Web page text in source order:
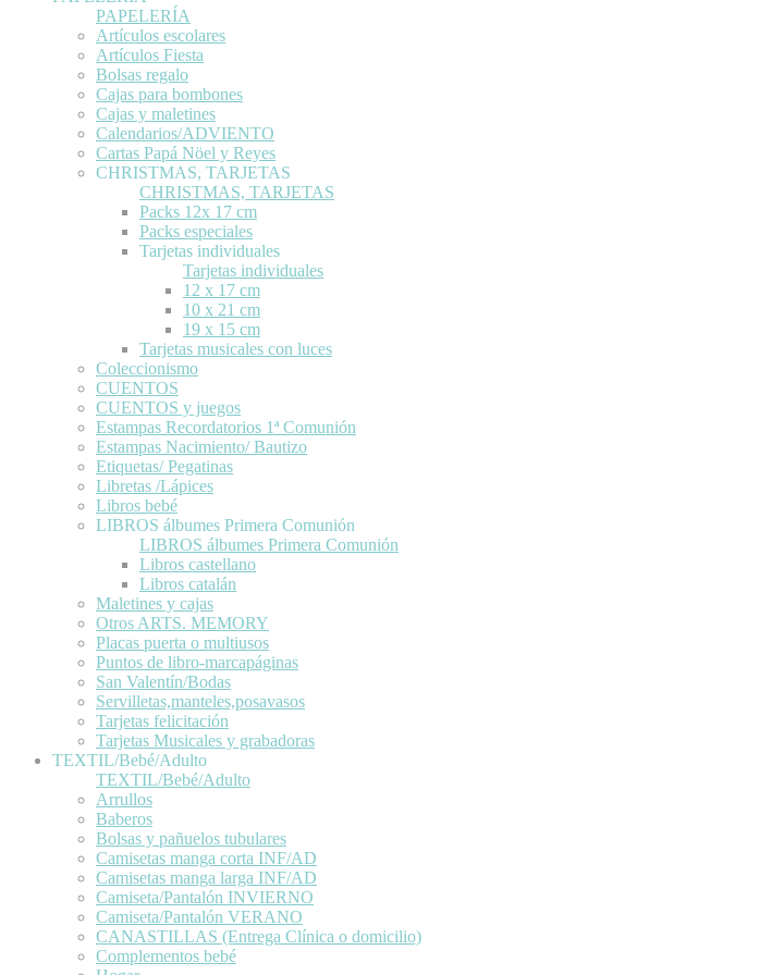
PAPELERÍA
Artículos escolares
Artículos Fiesta
Bolsas regalo
Cajas para bombones
Cajas y maletines
Calendarios/ADVIENTO
Cartas Papá Nöel y Reyes
CHRISTMAS, TARJETAS
CHRISTMAS, TARJETAS
Packs 12x 17 cm
Packs especiales
Tarjetas individuales
Tarjetas individuales
12 x 17 cm
10 x 21 cm
19 x 15 cm
Tarjetas musicales con luces
Coleccionismo
CUENTOS
CUENTOS y juegos
Estampas Recordatorios 1ª Comunión
Estampas Nacimiento/ Bautizo
Etiquetas/ Pegatinas
Libretas /Lápices
Libros bebé
LIBROS álbumes Primera Comunión
LIBROS álbumes Primera Comunión
Libros castellano
Libros catalán
Maletines y cajas
Otros ARTS. MEMORY
Placas puerta o multiusos
Puntos de libro-marcapáginas
San Valentín/Bodas
Servilletas,manteles,posavasos
Tarjetas felicitación
Tarjetas Musicales y grabadoras
TEXTIL/Bebé/Adulto
TEXTIL/Bebé/Adulto
Arrullos
Baberos
Bolsas y pañuelos tubulares
Camisetas manga corta INF/AD
Camisetas manga larga INF/AD
Camiseta/Pantalón INVIERNO
Camiseta/Pantalón VERANO
CANASTILLAS (Entrega Clínica o domicilio)
Complementos bebé